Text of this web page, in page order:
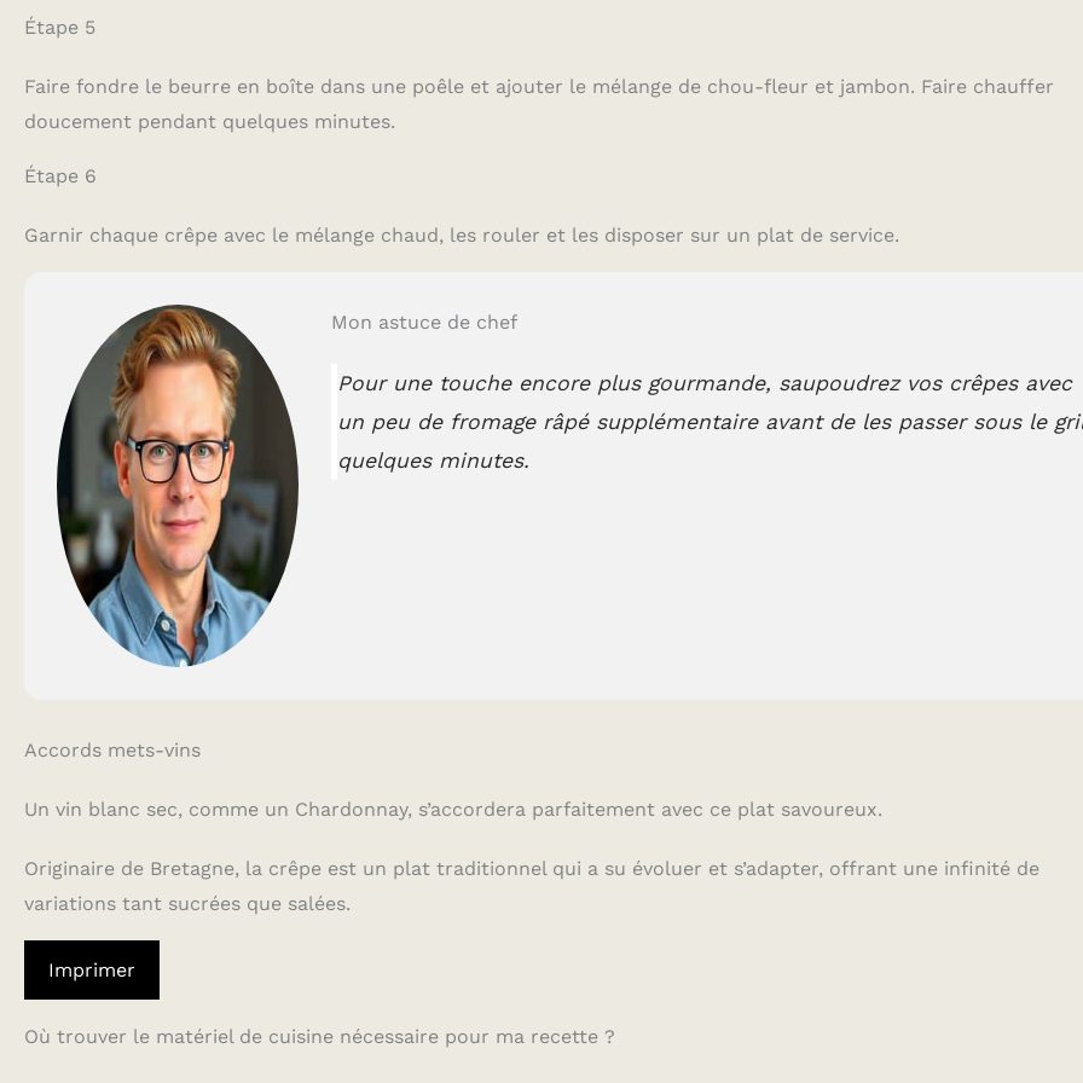
Étape 5
Faire fondre le beurre en boîte dans une poêle et ajouter le mélange de chou-fleur et jambon. Faire chauffer
doucement pendant quelques minutes.
Étape 6
Garnir chaque crêpe avec le mélange chaud, les rouler et les disposer sur un plat de service.
Mon astuce de chef
Pour une touche encore plus gourmande, saupoudrez vos crêpes avec
un peu de fromage râpé supplémentaire avant de les passer sous le
quelques minutes.
Accords mets-vins
Un vin blanc sec, comme un Chardonnay, s’accordera parfaitement avec ce plat savoureux.
Originaire de Bretagne, la crêpe est un plat traditionnel qui a su évoluer et s’adapter, offrant une infinité de
variations tant sucrées que salées.
Imprimer
Où trouver le matériel de cuisine nécessaire pour ma recette ?